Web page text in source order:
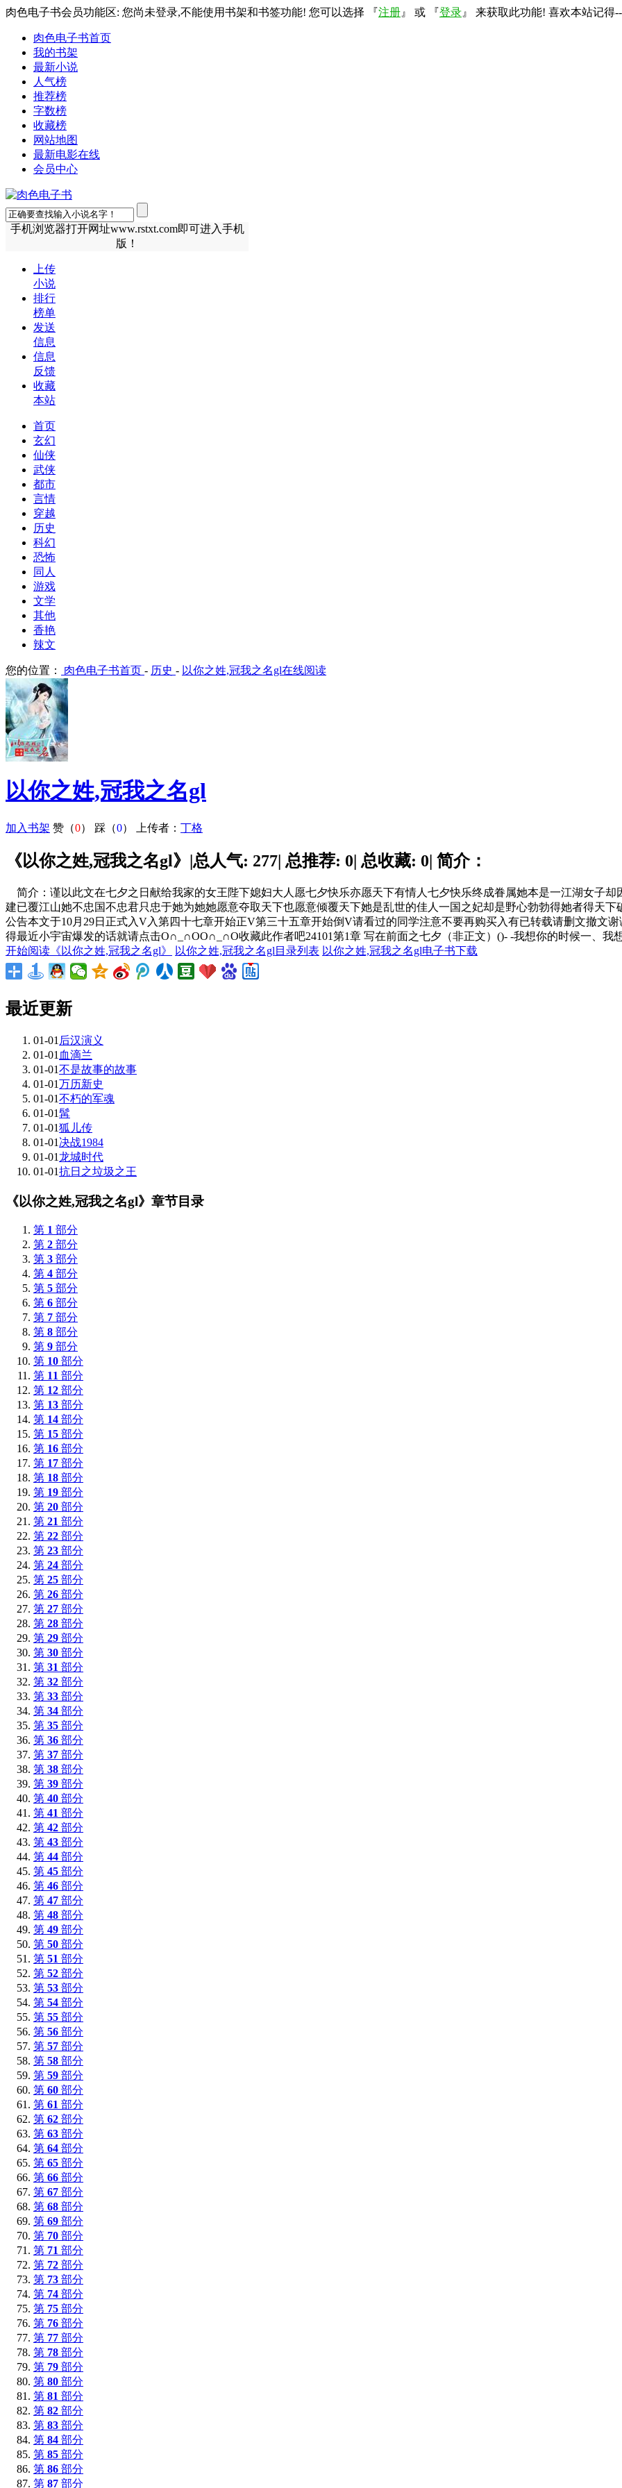
肉色电子书会员功能区: 您尚未登录,不能使用书架和书签功能! 您可以选择 『注册 』 或 『登录 』 来获取此功能! 喜欢本站记得
肉色电子书首页
我的书架
最新小说
人气榜
推荐榜
字数榜
收藏榜
网站地图
最新电影在线
会员中心
手机浏览器打开网址www.rstxt.com即可进入手机
版！
上传
小说
排行
榜单
发送
信息
信息
反馈
收藏
本站
首页
玄幻
仙侠
武侠
都市
言情
穿越
历史
科幻
恐怖
同人
游戏
文学
其他
香艳
辣文
您的位置： 肉色电子书首页 - 历史 - 以你之姓,冠我之名gl在线阅读
以你之姓,冠我之名gl
加入书架 赞（0） 踩（0） 上传者： 丁格
《以你之姓,冠我之名gl》|总人气: 277| 总推荐: 0| 总收藏: 0| 简介：
简介：谨以此文在七夕之日献给我家的女王陛下媳妇大人愿七夕快乐亦愿天下有情人七夕快乐终成眷属她本是一江湖女子
建已覆江山她不忠国不忠君只忠于她为她她愿意夺取天下也愿意倾覆天下她是乱世的佳人一国之妃却是野心勃勃得她者得天
公告本文于10月29日正式入V入第四十七章开始正V第三十五章开始倒V请看过的同学注意不要再购买入有已转载请删文撤文
得最近小宇宙爆发的话就请点击O∩_∩OO∩_∩O收藏此作者吧24101第1章 写在前面之七夕（非正文）()- -我想你的时候一、我
开始阅读《以你之姓,冠我之名gl》
以你之姓,冠我之名gl目录列表 以你之姓,冠我之名gl电子书下载
最近更新
01-01 后汉演义
01-01 血滴兰
01-01不是故事的故事
01-01万历新史
01-01不朽的军魂
01-01髯
01-01狐儿传
01-01 决战1984
01-01龙城时代
01-01抗日之垃圾之王
《以你之姓,冠我之名gl》章节目录
第 1 部分
第 2 部分
第 3 部分
第 4 部分
第 5 部分
第 6 部分
第 7 部分
第 8 部分
第 9 部分
第 10 部分
第 11 部分
第 12 部分
第 13 部分
第 14 部分
第 15 部分
第 16 部分
第 17 部分
第 18 部分
第 19 部分
第 20 部分
第 21 部分
第 22 部分
第 23 部分
第 24 部分
第 25 部分
第 26 部分
第 27 部分
第 28 部分
第 29 部分
第 30 部分
第 31 部分
第 32 部分
第 33 部分
第 34 部分
第 35 部分
第 36 部分
第 37 部分
第 38 部分
第 39 部分
第 40 部分
第 41 部分
第 42 部分
第 43 部分
第 44 部分
第 45 部分
第 46 部分
第 47 部分
第 48 部分
第 49 部分
第 50 部分
第 51 部分
第 52 部分
第 53 部分
第 54 部分
第 55 部分
第 56 部分
第 57 部分
第 58 部分
第 59 部分
第 60 部分
第 61 部分
第 62 部分
第 63 部分
第 64 部分
第 65 部分
第 66 部分
第 67 部分
第 68 部分
第 69 部分
第 70 部分
第 71 部分
第 72 部分
第 73 部分
第 74 部分
第 75 部分
第 76 部分
第 77 部分
第 78 部分
第 79 部分
第 80 部分
第 81 部分
第 82 部分
第 83 部分
第 84 部分
第 85 部分
第 86 部分
第 87 部分